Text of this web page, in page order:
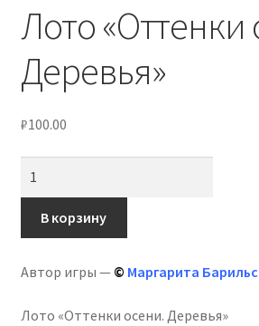
КОНТАКТЫ
Лото «Оттенки
Деревья»
₽100.00
Лото
«Оттенки
Деревья»
В корзину
Автор игры — © Маргарита
Лото «Оттенки осени. Деревья»